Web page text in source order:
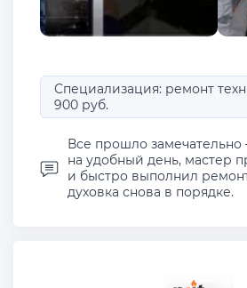
Специализация: ремонт
900 руб.
Все прошло
на удобный день, мастер
и быстро выполнил
духовка снова в порядке.